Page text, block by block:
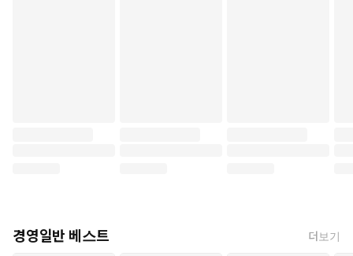
경영일반 베스트 더보기